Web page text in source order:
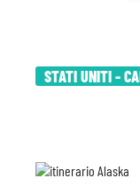
STATI UNITI -